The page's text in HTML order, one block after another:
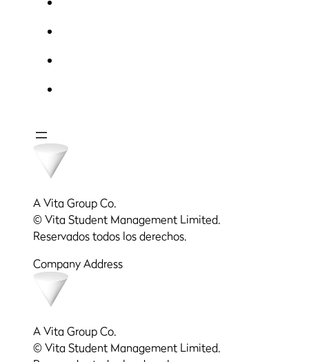
A Vita Group Co.
© Vita Student Management Limited.
Reservados todos los derechos.
Company Address
A Vita Group Co.
© Vita Student Management Limited.